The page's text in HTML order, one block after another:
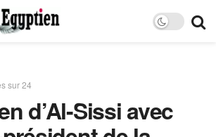
sur 24
d’Al-Sissi avec